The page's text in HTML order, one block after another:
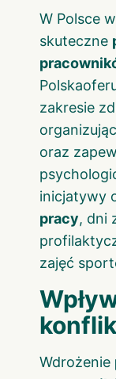
W Polsce
skuteczne
Polska
zakresie
oraz
inicjatywy
pracy, dni
zajęć
Wdrożenie